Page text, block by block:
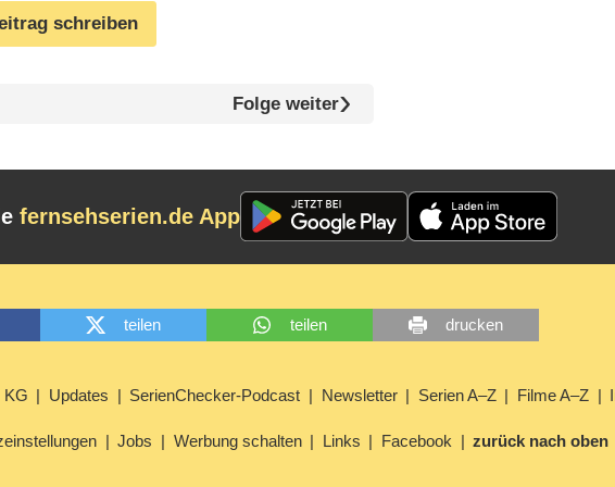
schreiben
Folge weiter
fernsehserien.de App
teilen teilen drucken
KG Updates SerienChecker-Podcast Newsletter Serien A–Z Filme A–Z
Jobs Werbung schalten Links Facebook zurück nach oben